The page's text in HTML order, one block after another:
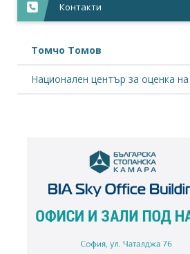
Контакти
Томчо Томов
Национален център за оценка